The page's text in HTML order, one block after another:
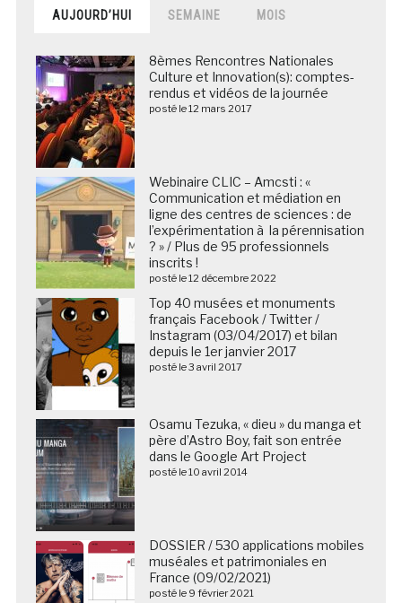
AUJOURD’HUI SEMAINE MOIS
8èmes Rencontres Nationales
Culture et Innovation(s): comptes-
rendus et vidéos de la journée
posté le 12 mars 2017
Webinaire CLIC – Amcsti : «
Communication et médiation en
ligne des centres de sciences : de
l’expérimentation à la pérennisation
? » / Plus de 95 professionnels
inscrits !
posté le 12 décembre 2022
Top 40 musées et monuments
français Facebook / Twitter /
Instagram (03/04/2017) et bilan
depuis le 1er janvier 2017
posté le 3 avril 2017
Osamu Tezuka, « dieu » du manga et
père d’Astro Boy, fait son entrée
dans le Google Art Project
posté le 10 avril 2014
DOSSIER / 530 applications mobiles
muséales et patrimoniales en
France (09/02/2021)
posté le 9 février 2021